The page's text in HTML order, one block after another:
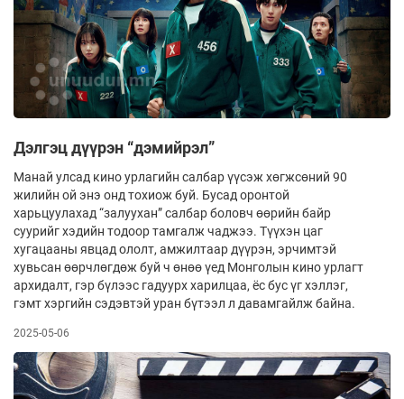
Дэлгэц дүүрэн “дэмийрэл”
Манай улсад кино урлагийн салбар үүсэж хөгжсөний 90
жилийн ой энэ онд тохиож буй. Бусад оронтой
харьцуулахад “залуухан” салбар боловч өөрийн байр
суурийг хэдийн тодоор тамгалж чаджээ. Түүхэн цаг
хугацааны явцад ололт, амжилтаар дүүрэн, эрчимтэй
хувьсан өөрчлөгдөж буй ч өнөө үед Монголын кино урлагт
архидалт, гэр бүлээс гадуурх харилцаа, ёс бус үг хэллэг,
гэмт хэргийн сэдэвтэй уран бүтээл л давамгайлж байна.
2025-05-06